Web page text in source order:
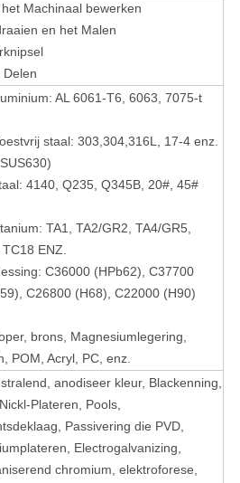
Machinaal bewerken
en het Malen
Delen
AL 6061-T6, 6063, 7075-t
staal: 303,304,316L, 17-4 enz.
4140, Q235, Q345B, 20#, 45#
TA1, TA2/GR2, TA4/GR5,
ENZ.
C36000 (HPb62), C37700
C26800 (H68), C22000 (H90)
brons, Magnesiumlegering,
POM, Acryl, PC, enz.
anodiseer kleur, Blackenning,
Plateren, Pools,
Passivering die PVD,
Electrogalvanizing,
chromium, elektroforese,